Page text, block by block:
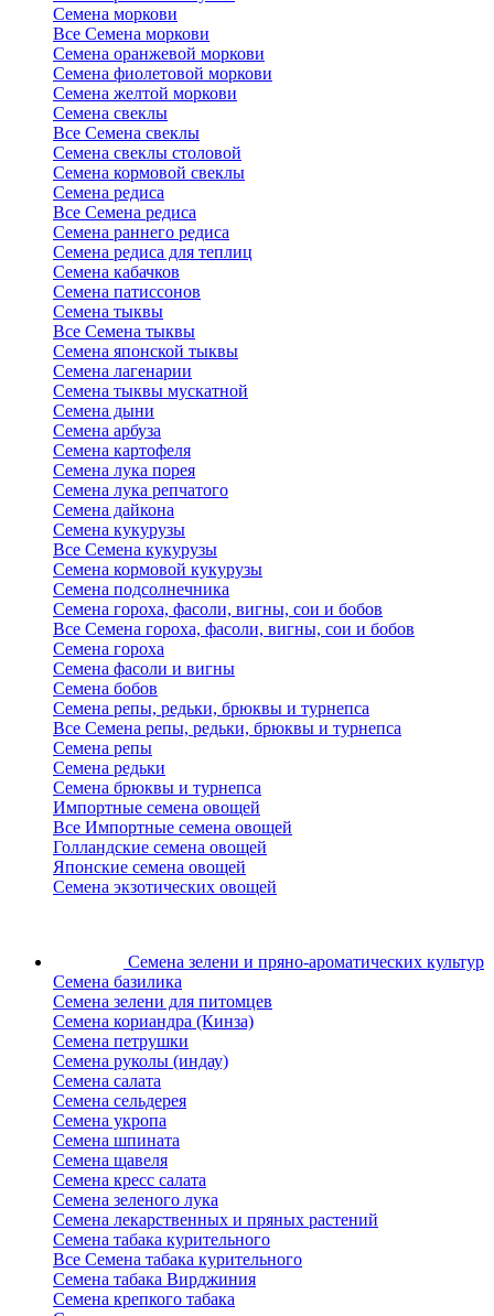
Семена моркови
Все Семена моркови
Семена оранжевой моркови
Семена фиолетовой моркови
Семена желтой моркови
Семена свеклы
Все Семена свеклы
Семена свеклы столовой
Семена кормовой свеклы
Семена редиса
Все Семена редиса
Семена раннего редиса
Семена редиса для теплиц
Семена кабачков
Семена патиссонов
Семена тыквы
Все Семена тыквы
Семена японской тыквы
Семена лагенарии
Семена тыквы мускатной
Семена дыни
Семена арбуза
Семена картофеля
Семена лука порея
Семена лука репчатого
Семена дайкона
Семена кукурузы
Все Семена кукурузы
Семена кормовой кукурузы
Семена подсолнечника
Семена гороха, фасоли, вигны, сои и бобов
Все Семена гороха, фасоли, вигны, сои и бобов
Семена гороха
Семена фасоли и вигны
Семена бобов
Семена репы, редьки, брюквы и турнепса
Все Семена репы, редьки, брюквы и турнепса
Семена репы
Семена редьки
Семена брюквы и турнепса
Импортные семена овощей
Все Импортные семена овощей
Голландские семена овощей
Японские семена овощей
Семена экзотических овощей
Семена зелени и пряно-ароматических культур
Семена базилика
Семена зелени для питомцев
Семена кориандра (Кинза)
Семена петрушки
Семена руколы (индау)
Семена салата
Семена сельдерея
Семена укропа
Семена шпината
Семена щавеля
Семена кресс салата
Семена зеленого лука
Семена лекарственных и пряных растений
Семена табака курительного
Все Семена табака курительного
Семена табака Вирджиния
Семена крепкого табака